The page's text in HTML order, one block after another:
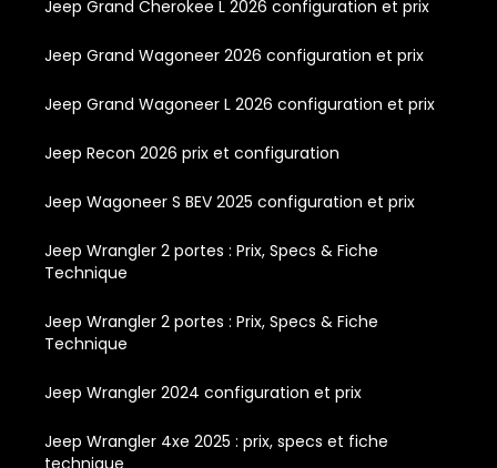
Jeep Grand Cherokee L 2026 configuration et prix
Jeep Grand Wagoneer 2026 configuration et prix
Jeep Grand Wagoneer L 2026 configuration et prix
Jeep Recon 2026 prix et configuration
Jeep Wagoneer S BEV 2025 configuration et prix
Jeep Wrangler 2 portes : Prix, Specs & Fiche
Technique
Jeep Wrangler 2 portes : Prix, Specs & Fiche
Technique
Jeep Wrangler 2024 configuration et prix
Jeep Wrangler 4xe 2025 : prix, specs et fiche